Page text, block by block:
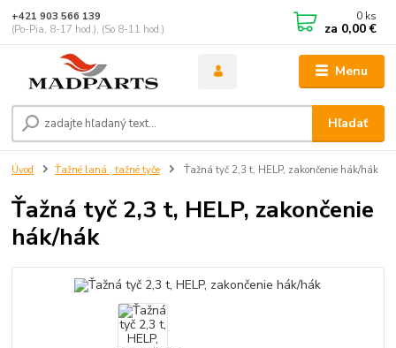
Menu
Hľadať
+421 903 566 139
(Po-Pia, 8-17 hod.), (So 8-11 hod.)
0 ks
za 0,00 €
Úvod Ťažné laná , ťažné tyče Ťažná tyč 2,3 t, HELP, zakončenie hák/hák
Ťažná tyč 2,3 t, HELP, zakončenie
hák/hák